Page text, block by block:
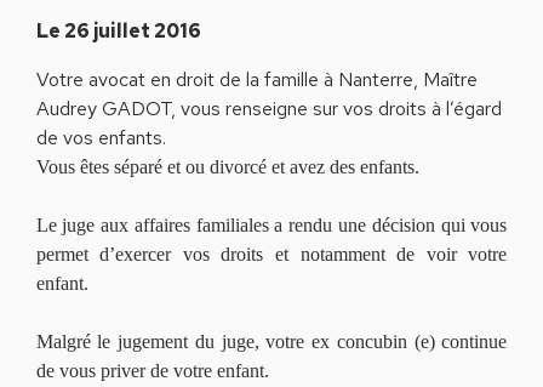
Le 26 juillet 2016
Votre avocat en droit de la famille à Nanterre, Maître
Audrey GADOT, vous renseigne sur vos droits à l’égard
de vos enfants.
Vous êtes séparé et ou divorcé et avez des enfants.
Le juge aux affaires familiales a rendu une décision qui vous
permet d’exercer vos droits et notamment de voir votre
enfant.
Malgré le jugement du juge, votre ex concubin (e) continue
de vous priver de votre enfant.